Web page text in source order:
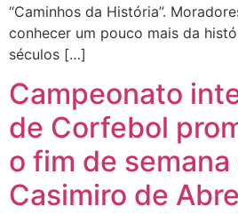
“Caminhos da História”.
conhecer um pouco mais da
séculos […]
Campeonato
de Corfebol
o fim de semana
Casimiro de